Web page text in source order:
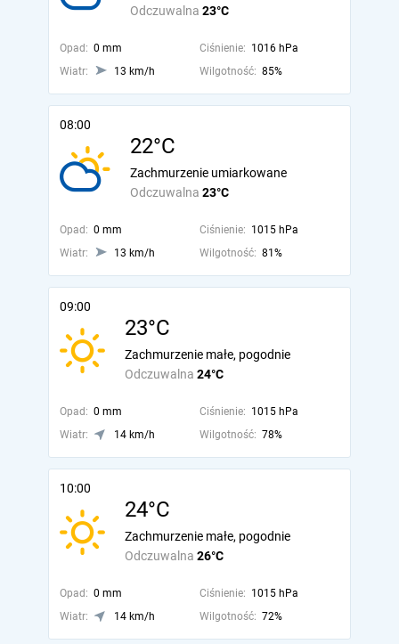
Odczuwalna 23°C
Opad: 0 mm Ciśnienie: 1016 hPa
Wiatr:
13 km/h Wilgotność: 85%
08:00
22°C
Odczuwalna 23°C
Zachmurzenie umiarkowane
Opad: 0 mm Ciśnienie: 1015 hPa
Wiatr:
13 km/h Wilgotność: 81%
09:00
23°C
Odczuwalna 24°C
Zachmurzenie małe, pogodnie
Opad: 0 mm Ciśnienie: 1015 hPa
Wiatr:
14 km/h Wilgotność: 78%
10:00
24°C
Odczuwalna 26°C
Zachmurzenie małe, pogodnie
Opad: 0 mm Ciśnienie: 1015 hPa
Wiatr:
14 km/h Wilgotność: 72%